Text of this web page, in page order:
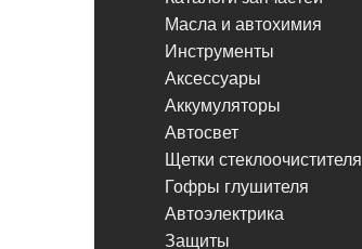
Масла и автохимия
Инструменты
Аксессуары
Аккумуляторы
Автосвет
Щетки стеклоочистителя
Гофры глушителя
Автоэлектрика
Защиты